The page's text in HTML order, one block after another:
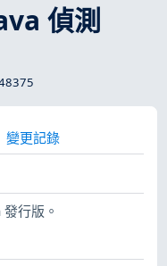
偵測
變更記錄
行版。